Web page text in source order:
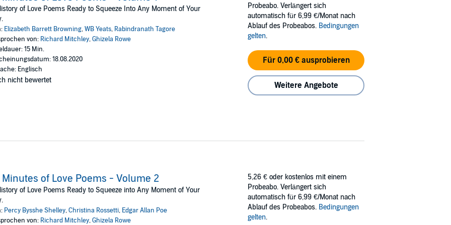
to ourselves and of little help defining it for another.
As Plato said 2,500 years ago, “At the touch of a lover, everyone becomes a poet.”
the most romantic of gestures. It opens our hearts to another's. Lovers love.
thoughts, feelings and sentiments of love to you in quick (or bite-size) conversations of verse that can slip into
Group
of Love Poems Ready to Squeeze Into Any Moment of Your
Elizabeth Barrett Browning,WB Yeats, Rabindranath Tagore
von: Richard Mitchley,Ghizela Rowe
15 Min.
18.08.2020
Englisch
nicht bewertet
Probeabo. Verlängert sich
automatisch für 6,99 €/Monat nach
Ablauf des Probeabos. Bedingungen
gelten.
Für 0,00 € ausprobieren
Weitere Angebote
Minutes of Love Poems - Volume 2
of Love Poems Ready to Squeeze into Any Moment of Your
Percy Bysshe Shelley,Christina Rossetti, Edgar Allan Poe
von: Richard Mitchley,Ghizela Rowe
5,26 € oder kostenlos mit einem
Probeabo. Verlängert sich
automatisch für 6,99 €/Monat nach
Ablauf des Probeabos. Bedingungen
gelten.